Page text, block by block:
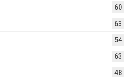
60
63
54
63
48